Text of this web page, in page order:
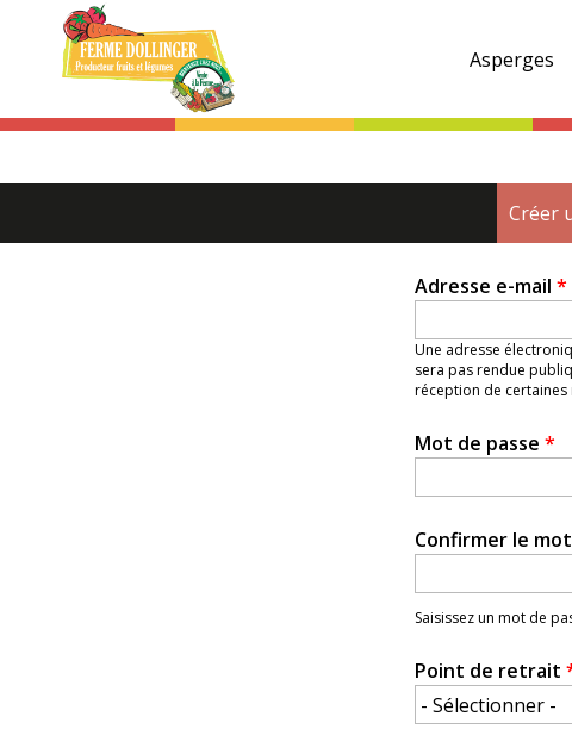
Asperges
principaux
Créer
Adresse e-mail *
Une adresse
sera pas rendue
réception de
Mot de passe *
Confirmer le
Saisissez un mot de
Point de retrait